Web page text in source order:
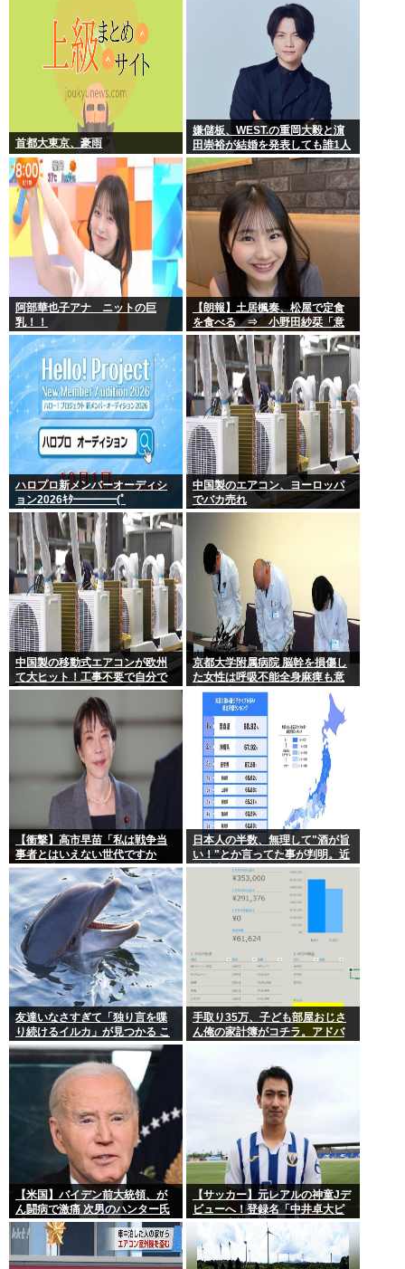
首都大東京、豪雨
嫌儲板、WEST.の重岡大毅と濵
田崇裕が結婚を発表しても誰1人
として話題にせず… どの掲示板
もSNSもトレンドなのにどうし
て
阿部華也子アナ ニットの巨
乳！！
【朗報】土居楓奏、松屋で定食
を食べる ⇒ 小野田紗栞「意
外！親近感持った」
ハロプロ新メンバーオーディシ
ョン2026ｷﾀ━━━━(ﾟ
∀ﾟ)━━━━!!
中国製のエアコン、ヨーロッパ
でバカ売れ
中国製の移動式エアコンが欧州
て大ヒット！工事不要で自分で
取り付け可、もうこれで良く
京都大学附属病院 脳幹を損傷し
た女性は呼吸不能全身麻痺も意
識は正常 やったね、たえちゃ
【衝撃】高市早苗「私は戦争当
事者とはいえない世代ですか
ら、反省なんかしておりません
（笑）」河野洋平「私は議員と
違う価値基準だ」
日本人の半数、無理して"酒が旨
い！"とか言ってた事が判明。近
畿地方に関しては6割が下戸
友達いなさすぎて「独り言を喋
り続けるイルカ」が見つかる こ
れぼく
手取り35万、子ども部屋おじさ
ん俺の家計簿がコチラ。アドバ
【米国】バイデン前大統領、が
ん闘病で激痛 次男のハンター氏
「見ていてとてもつらい」
【サッカー】元レアルの神童Jデ
ビューへ！登録名「中井卓大ピ
ピ」日本初挑戦の22歳今治MFが
開幕戦に先発